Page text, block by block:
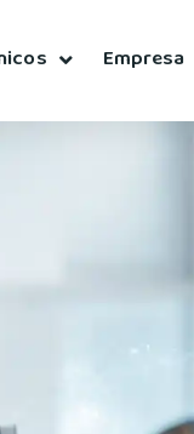
Empresa